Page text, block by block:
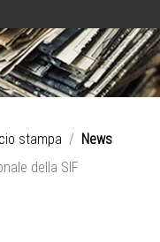
stampa
News
della SIF